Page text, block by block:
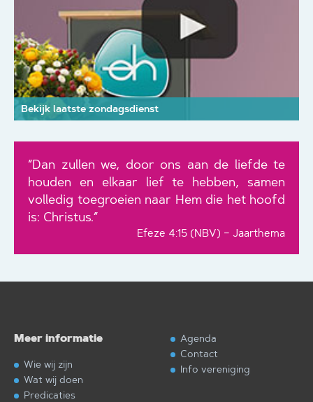
Bekijk laatste zondagsdienst
“Dan zullen we, door ons aan de liefde te
houden en elkaar lief te hebben, samen
volledig toegroeien naar Hem die het hoofd
is: Christus.”
Efeze 4:15 (NBV) – Jaarthema
Meer informatie
Wie wij zijn
Wat wij doen
Predicaties
Agenda
Contact
Info vereniging